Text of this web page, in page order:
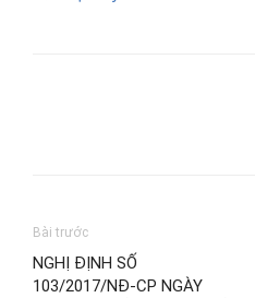
Bài trước
NGHỊ ĐỊNH SỐ
103/2017/NĐ-CP NGÀY